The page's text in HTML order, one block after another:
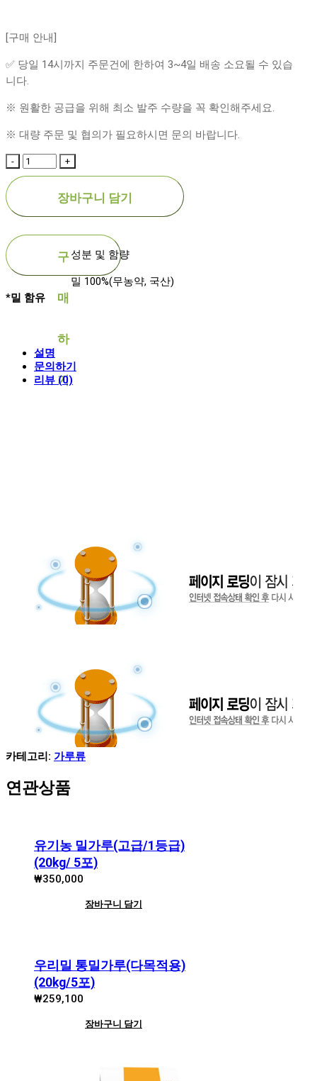
[구매 안내]
✅ 당일 14시까지 주문건에 한하여 3~4일 배송 소요될 수 있습
니다.
※ 원활한 공급을 위해 최소 발주 수량을 꼭 확인해주세요.
※ 대량 주문 및 협의가 필요하시면 문의 바랍니다.
장바구니 담기
구
매
하
기
성분 및 함량
밀 100%(무농약, 국산)
*밀 함유
설명
문의하기
리뷰 (0)
카테고리: 가루류
연관상품
유기농 밀가루(고급/1등급)
(20kg/ 5포)
₩350,000
장바구니 담기
우리밀 통밀가루(다목적용)
(20kg/5포)
₩259,100
장바구니 담기